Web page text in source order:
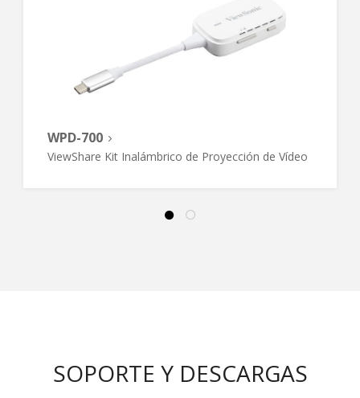
WPD-700
ViewShare Kit Inalámbrico de Proyección de Vídeo
SOPORTE Y DESCARGAS